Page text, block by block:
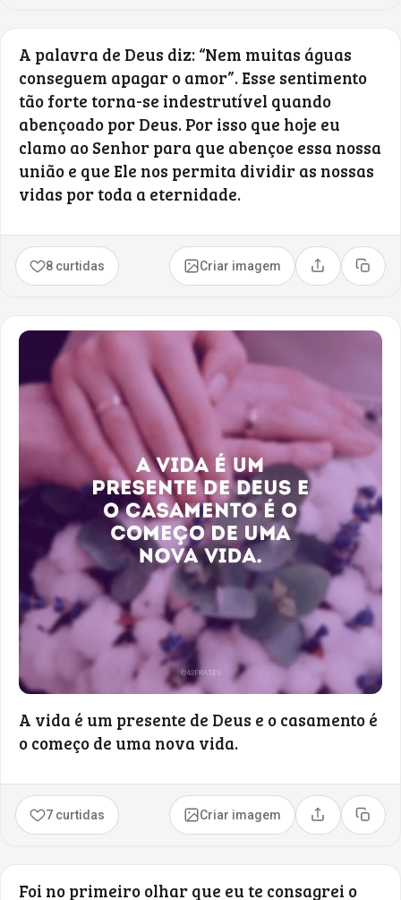
A palavra de Deus diz: “Nem muitas águas
conseguem apagar o amor”. Esse sentimento
tão forte torna-se indestrutível quando
abençoado por Deus. Por isso que hoje eu
clamo ao Senhor para que abençoe essa nossa
união e que Ele nos permita dividir as nossas
vidas por toda a eternidade.
8 curtidas Criar imagem Compartilhar
Copiar
A vida é um presente de Deus e o casamento é
o começo de uma nova vida.
7 curtidas Criar imagem Compartilhar
Copiar
Foi no primeiro olhar que eu te consagrei o